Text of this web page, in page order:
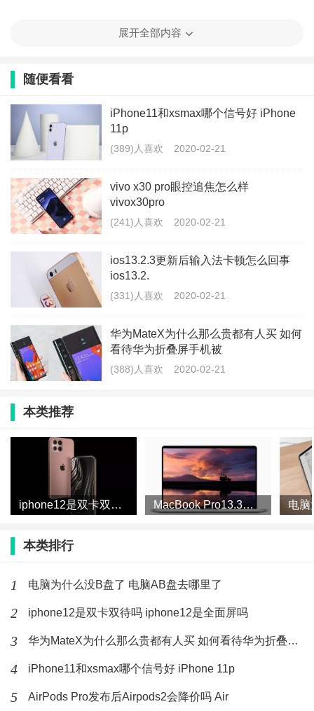
速度简直可以用蜗牛走路来形容，iPhone 8P要充满需要
在iPhone 8的年代要想为iPhone快充，还需要购买苹果
官方的快充方案，一套方案下来得500多人民币，要多坑
虽然说今年的iPhone 11 Pro终于标配了18W快充头
（iPhone 11依然是5W的，简直坑），但在一众安卓动
则30W起步的功率，依然有非常大的差距。虽然iPhone
11 Pro可以使用更高功率的充电头，但最高充电功率也
只能达到23W左右，还是很低。无线充电就更不用说
了，最多也只能到7.5W。可以说苹果iPhone的有线充电
速度甚至都达不到安卓厂商的无线充电。
恰是目前所有旗舰手机里面垫底的，这也是iPhone最让
人诟病的缺点之一。并且以苹果的更新周期来看，大概
率未来三年内，iPhone的标配充电功率依然是18W，可
以说对于充电这块苹果真的不思进取。
iOS充电有进步吗
并不是现在的ios充电很牛了，只是苹果今年改款了最新
的充电器。以前的充电器都是5v/1A，充电像蜗牛一样
慢，而国内手机厂商已经达到40w超级快充，只是今年
和很多Android旗舰手机的40W以上的充电技术有较大的
展开全部内容
随便看看
iPhone11和xsmax哪个信号好 iPhone
11p
(389)人喜欢 2020-02-21
vivo x30 pro眼控追焦怎么样
vivox30pro
(241)人喜欢 2020-02-21
ios13.2.3更新后输入法卡顿怎么回事
ios13.2.
(331)人喜欢 2020-02-21
华为MateX为什么那么贵都有人买 如何
看待华为折叠屏手机被
(388)人喜欢 2020-02-21
本类推荐
iphone12是双卡双待吗 iphone12是全面屏吗 MacBook Pro13.3会有14寸屏吗 MacBook
本类排行
1 电脑为什么没B盘了 电脑AB盘去哪里了
2 iphone12是双卡双待吗 iphone12是全面屏吗
3 华为MateX为什么那么贵都有人买 如何看待华为折叠屏手机被
4 iPhone11和xsmax哪个信号好 iPhone 11p
5 AirPods Pro发布后Airpods2会降价吗 Air